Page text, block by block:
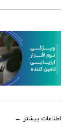
اطلاعات بیشتر